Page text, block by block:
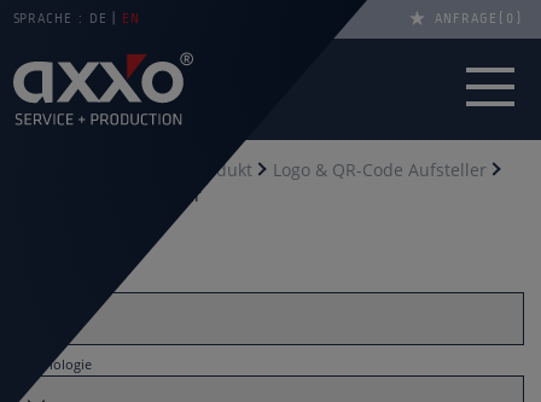
SPRACHE : DE EN ANFRAGE 0
Produkt
Logo & QR-Code Aufsteller
Ökologischer Aufsteller
Technologie